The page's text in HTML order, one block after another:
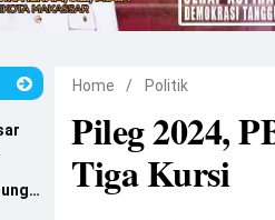
Home / Politik
Pileg 2024,
Tiga Kursi